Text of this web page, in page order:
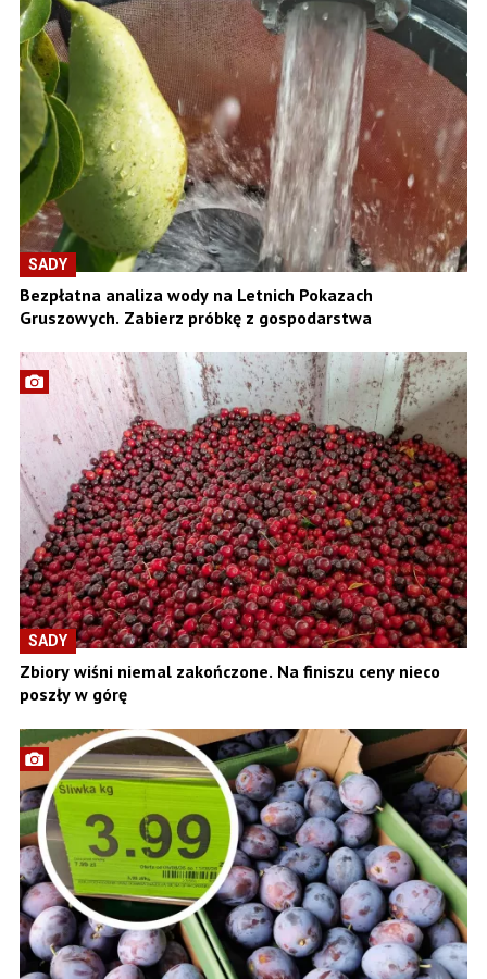
SADY
Bezpłatna analiza wody na Letnich Pokazach
Gruszowych. Zabierz próbkę z gospodarstwa
SADY
Zbiory wiśni niemal zakończone. Na finiszu ceny nieco
poszły w górę